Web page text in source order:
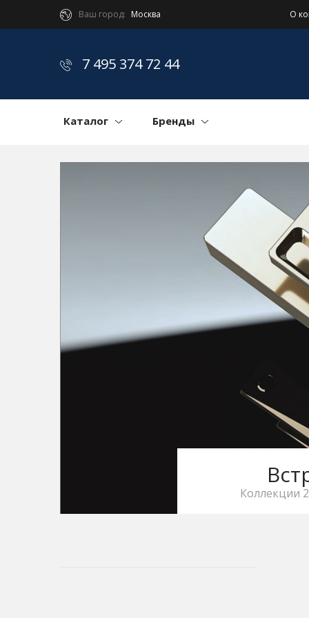
Ваш город: Москва О
7 495 374 72 44
Каталог Бренды
Коллекции